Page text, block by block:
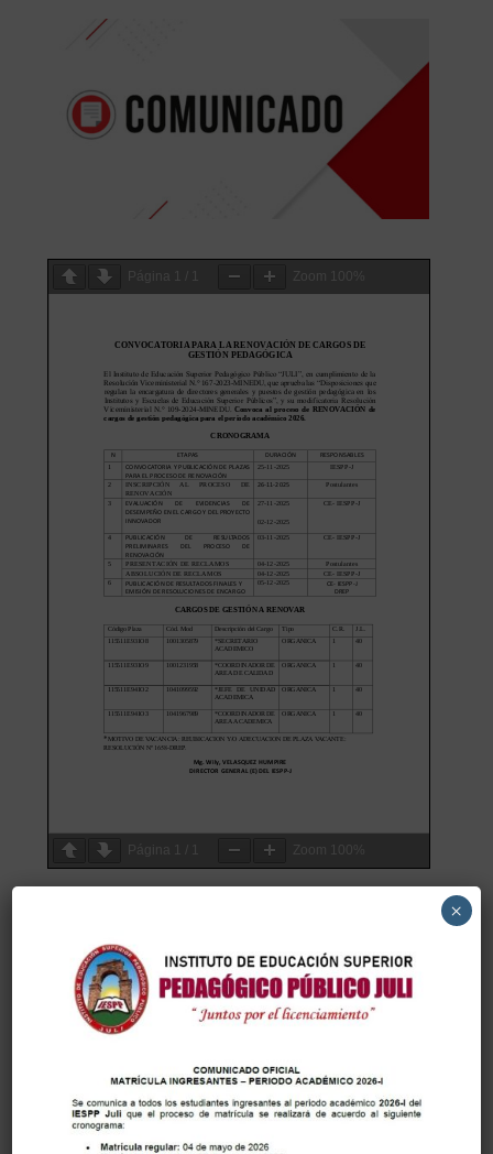
Página Zoom
Página Zoom
Enviar comentario
Tu dirección de correo electrónico no será publicada.
×